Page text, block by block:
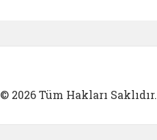
© 2026 Tüm Hakları Saklıdır.